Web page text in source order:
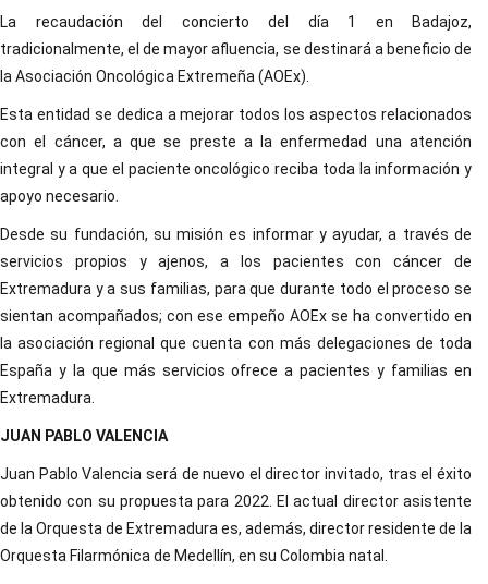
La recaudación del concierto del día 1 en Badajoz,
tradicionalmente, el de mayor afluencia, se destinará a beneficio de
la Asociación Oncológica Extremeña (AOEx).
Esta entidad se dedica a mejorar todos los aspectos relacionados
con el cáncer, a que se preste a la enfermedad una atención
integral y a que el paciente oncológico reciba toda la información y
apoyo necesario.
Desde su fundación, su misión es informar y ayudar, a través de
servicios propios y ajenos, a los pacientes con cáncer de
Extremadura y a sus familias, para que durante todo el proceso se
sientan acompañados; con ese empeño AOEx se ha convertido en
la asociación regional que cuenta con más delegaciones de toda
España y la que más servicios ofrece a pacientes y familias en
Extremadura.
JUAN PABLO VALENCIA
Juan Pablo Valencia será de nuevo el director invitado, tras el éxito
obtenido con su propuesta para 2022. El actual director asistente
de la Orquesta de Extremadura es, además, director residente de la
Orquesta Filarmónica de Medellín, en su Colombia natal.